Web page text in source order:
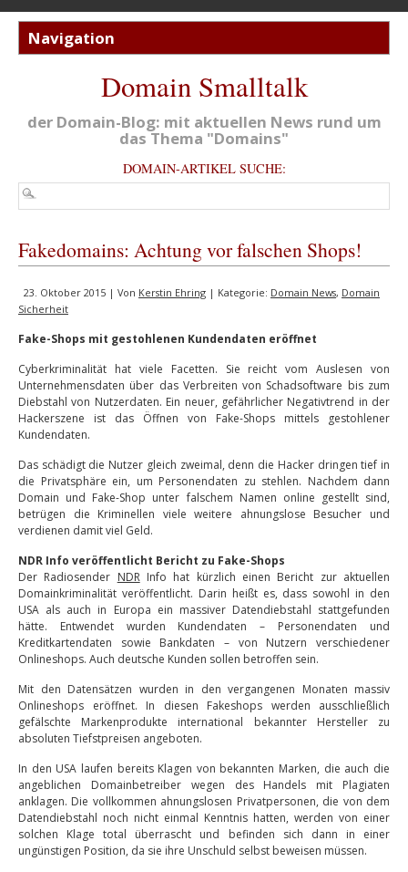
Domain Smalltalk
der Domain-Blog: mit aktuellen News rund um
das Thema "Domains"
DOMAIN-ARTIKEL SUCHE:
Fakedomains: Achtung vor falschen Shops!
23. Oktober 2015 | Von Kerstin Ehring | Kategorie: Domain News, Domain
Sicherheit
Fake-Shops mit gestohlenen Kundendaten eröffnet
Cyberkriminalität hat viele Facetten. Sie reicht vom Auslesen von
Unternehmensdaten über das Verbreiten von Schadsoftware bis zum
Diebstahl von Nutzerdaten. Ein neuer, gefährlicher Negativtrend in der
Hackerszene ist das Öffnen von Fake-Shops mittels gestohlener
Kundendaten.
Das schädigt die Nutzer gleich zweimal, denn die Hacker dringen tief in
die Privatsphäre ein, um Personendaten zu stehlen. Nachdem dann
Domain und Fake-Shop unter falschem Namen online gestellt sind,
betrügen die Kriminellen viele weitere ahnungslose Besucher und
verdienen damit viel Geld.
NDR Info veröffentlicht Bericht zu Fake-Shops
Der Radiosender NDRInfo hat kürzlich einen Bericht zur aktuellen
Domainkriminalität veröffentlicht. Darin heißt es, dass sowohl in den
USA als auch in Europa ein massiver Datendiebstahl stattgefunden
hätte. Entwendet wurden Kundendaten – Personendaten und
Kreditkartendaten sowie Bankdaten – von Nutzern verschiedener
Onlineshops. Auch deutsche Kunden sollen betroffen sein.
Mit den Datensätzen wurden in den vergangenen Monaten massiv
Onlineshops eröffnet. In diesen Fakeshops werden ausschließlich
gefälschte Markenprodukte international bekannter Hersteller zu
absoluten Tiefstpreisen angeboten.
In den USA laufen bereits Klagen von bekannten Marken, die auch die
angeblichen Domainbetreiber wegen des Handels mit Plagiaten
anklagen. Die vollkommen ahnungslosen Privatpersonen, die von dem
Datendiebstahl noch nicht einmal Kenntnis hatten, werden von einer
solchen Klage total überrascht und befinden sich dann in einer
ungünstigen Position, da sie ihre Unschuld selbst beweisen müssen.